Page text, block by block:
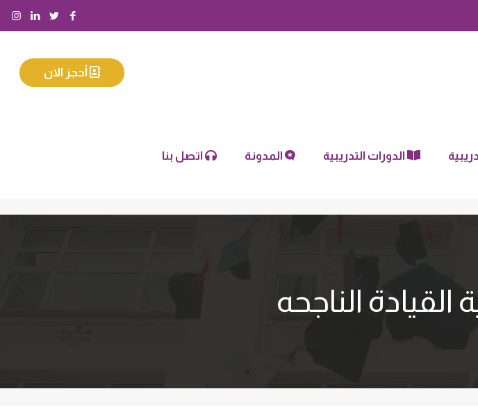
الدورات التدريبية المدونة اتصل بنا
أحجز الان
القيادة الناجحه